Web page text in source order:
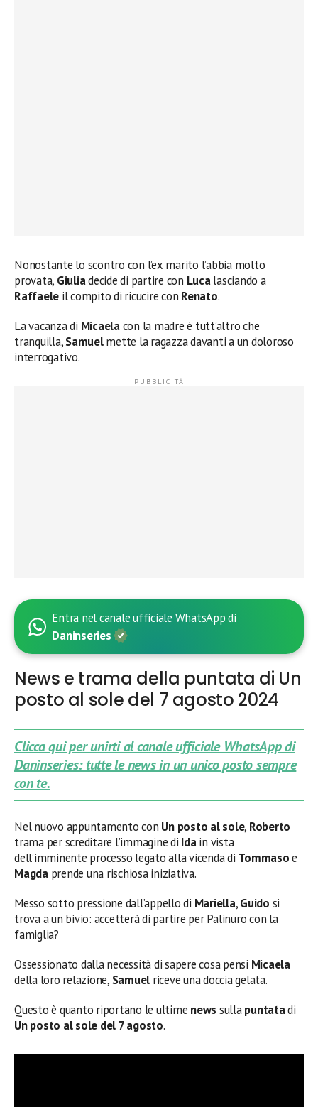
Nonostante lo scontro con l’ex marito l’abbia molto
provata, Giuliadecide di partire con Lucalasciando a
Raffaele il compito di ricucire con Renato.
La vacanza di Micaelacon la madre è tutt’altro che
tranquilla,Samuelmette la ragazza davanti a un doloroso
interrogativo.
Entra nel canale ufficiale WhatsApp di
Daninseries
News e trama della puntata di Un
posto al sole del 7 agosto 2024
Clicca qui per unirti al canale ufficiale WhatsApp di
Daninseries: tutte le news in un unico posto sempre
con te.
Nel nuovo appuntamento con Un posto al sole, Roberto
trama per screditare l’immagine di Idain vista
dell’imminente processo legato alla vicenda di Tommasoe
Magdaprende una rischiosa iniziativa.
Messo sotto pressione dall’appello di Mariella,Guido si
trova a un bivio: accetterà di partire per Palinuro con la
famiglia?
Ossessionato dalla necessità di sapere cosa pensi Micaela
della loro relazione, Samuel riceve una doccia gelata.
Questo è quanto riportano le ultime news sullapuntatadi
Un posto al sole del 7 agosto.